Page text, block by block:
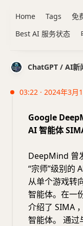
ChatGPT / AI新
03:22 · 2024年3月
Google
AI 智能体
DeepMind 曾
“宗师”级别的
从单个游戏转
智能体。在一
介绍了 SIMA
智能体。 通过
Home Tags 免
Best AI 服务状态